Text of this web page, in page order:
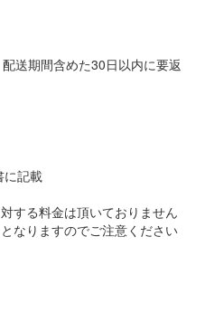
送期間含めた30日以内に要返
に記載
する料金は頂いておりません
なりますのでご注意ください